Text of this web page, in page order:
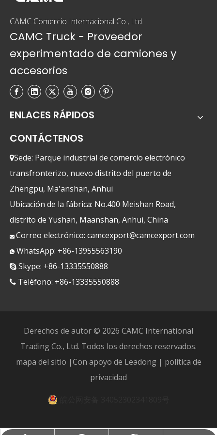
CAMC Comercio Internacional Co., Ltd.
CAMC Truck - Proveedor
experimentado de camiones y
accesorios
ENLACES RÁPIDOS
CONTÁCTENOS
Sede: Parque industrial de comercio electrónico
transfronterizo, nuevo distrito del puerto de
Zhengpu, Ma'anshan, Anhui
Ubicación de la fábrica: No.400 Meishan Road,
distrito de Yushan, Maanshan, Anhui, China
 Correo electrónico: camcexport@camcexport.com
 WhatsApp: +86-13955563190
 Skype: +86-13335550888
 Teléfono: +86-13335550888
Derechos de autor © 2026 CAMC International
Trading Co., Ltd. Todos los derechos reservados.
mapa del sitio |Con apoyo de Leadong| política de
privacidad